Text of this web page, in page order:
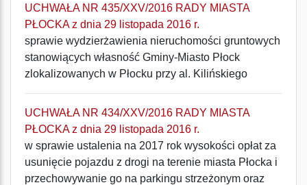
UCHWAŁA NR 435/XXV/2016 RADY MIASTA
PŁOCKA z dnia 29 listopada 2016 r.
sprawie wydzierżawienia nieruchomości gruntowych
stanowiących własność Gminy-Miasto Płock
zlokalizowanych w Płocku przy al. Kilińskiego
UCHWAŁA NR 434/XXV/2016 RADY MIASTA
PŁOCKA z dnia 29 listopada 2016 r.
w sprawie ustalenia na 2017 rok wysokości opłat za
usunięcie pojazdu z drogi na terenie miasta Płocka i
przechowywanie go na parkingu strzeżonym oraz